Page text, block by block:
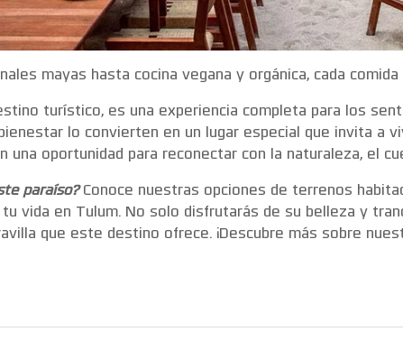
mayas hasta cocina vegana y orgánica, cada
turístico, es una experiencia completa para los
lo convierten en un lugar especial que invita a
una oportunidad para reconectar con la naturaleza, el
paraíso?Conoce nuestras opciones de terrenos
vida en Tulum. No solo disfrutarás de su belleza y
que este destino ofrece. ¡Descubre más sobre